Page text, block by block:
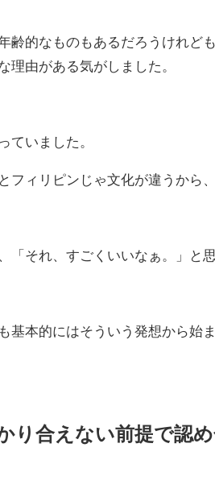
齢的なものもあるだろうけれど
理由がある気がしました。
ていました。
とフィリピンじゃ文化が違うから
「それ、すごくいいなぁ。」と思
基本的にはそういう発想から始
り合えない前提で認